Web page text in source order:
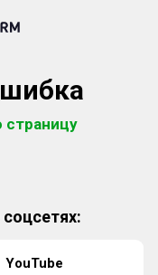
страницу
YouTube